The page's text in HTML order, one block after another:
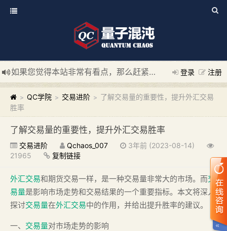
登录 注册
如果您觉得本站非常有看点，那么赶紧使用Ctrl+D 收藏我们吧
新添加量子混沌系统板块，欢迎大家访问！
---“量子混沌系
> QC学院 > 交易进阶 > 了解交易量的重要性，提升外汇交易
胜率
了解交易量的重要性，提升外汇交易胜率
交易进阶 Qchaos_007
3年前 (2023-08-14)
21965
复制链接
外汇交易和期货交易一样，是一种交易量非常大的市场。而交
易量是影响市场走势和交易结果的一个重要指标。本文将深入
探讨交易量在外汇交易中的作用，并给出提升胜率的建议。
一、 交易量对市场走势的影响